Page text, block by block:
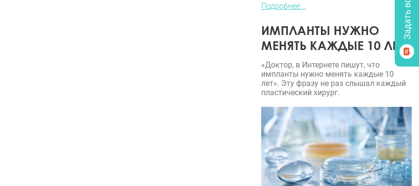
Подробнее...
ИМПЛАНТЫ НУЖНО
МЕНЯТЬ КАЖДЫЕ 10 ЛЕТ?
«Доктор, в Интернете пишут, что
импланты нужно менять каждые 10
лет». Эту фразу не раз слышал каждый
пластический хирург.